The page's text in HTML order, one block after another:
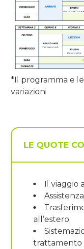
*Il programma e
variazioni
LE QUOTE
Il viaggio
all’estero
trattamento